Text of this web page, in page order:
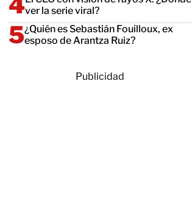
ver la serie viral?
¿Quién es Sebastián Fouilloux, ex
esposo de Arantza Ruiz?
Publicidad